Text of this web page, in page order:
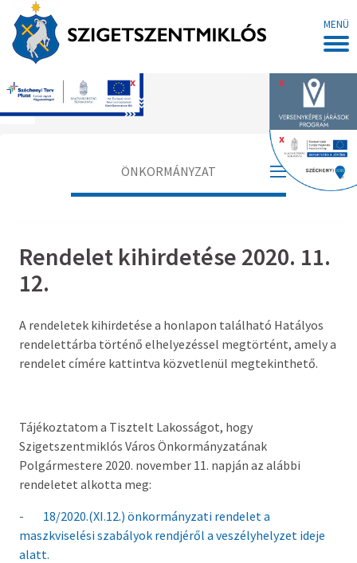
MENÜ
x
x
x
Főoldal
ÖNKORMÁNYZAT
Alpolgármester
Aljegyző
Országgyűlési képviselő
Képviselő-testületi és bizottsági ülések
anyagai
Hatályos rendelettár >
Képviselő-testületi tagok önéletrajzai,
vagyonnyilatkozatok
Rendelet kihirdetése 2020. 11.
12.
A rendeletek kihirdetése a honlapon található Hatályos
rendelettárba történő elhelyezéssel megtörtént, amely a
rendelet címére kattintva közvetlenül megtekinthető.
Tájékoztatom a Tisztelt Lakosságot, hogy
Szigetszentmiklós Város Önkormányzatának
Polgármestere 2020. november 11. napján az alábbi
rendeletet alkotta meg:
- 18/2020.(XI.12.) önkormányzati rendelet a
maszkviselési szabályok rendjéről a veszélyhelyzet ideje
alatt.